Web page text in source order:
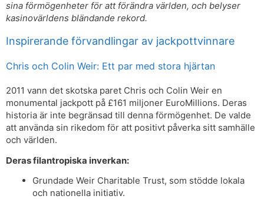
sina förmögenheter för att förändra världen, och belyser
kasinovärldens bländande rekord.
Inspirerande förvandlingar av jackpottvinnare
Chris och Colin Weir: Ett par med stora hjärtan
2011 vann det skotska paret Chris och Colin Weir en
monumental jackpott på £161 miljoner EuroMillions. Deras
historia är inte begränsad till denna förmögenhet. De valde
att använda sin rikedom för att positivt påverka sitt samhälle
och världen.
Deras filantropiska inverkan:
Grundade Weir Charitable Trust, som stödde lokala
och nationella initiativ.